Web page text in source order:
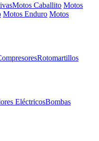
Motos Caballito Motos
Motos Enduro Motos
Rotomartillos
EléctricosBombas